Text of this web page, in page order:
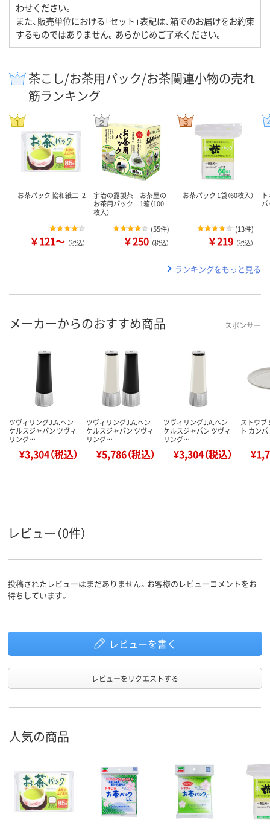
わせください。
また、販売単位における「セット」表記は、箱でのお届けをお約束
するものではありません。あらかじめご了承ください。
茶こし/お茶用パック/お茶関連小物の売れ
筋ランキング
お茶パック 協和紙工_2
￥121～ （税込）
宇治の露製茶 お茶屋の
お茶用パック 1箱（100
枚入）
(55件)
￥250 （税込）
お茶パック 1袋（60枚入）
(13件)
￥219 （税込）
ランキングをもっと見る
メーカーからのおすすめ商品 スポンサー
ツヴィリングJ.A.ヘン
ケルスジャパン ツヴィ
リング…
¥3,304（税込）
ツヴィリングJ.A.ヘン
ケルスジャパン ツヴィ
リング…
¥5,786（税込）
ツヴィリングJ.A.ヘン
ケルスジャパン ツヴィ
リング…
¥3,304（税込）
ストウブ
ト カン
レビュー（0件）
投稿されたレビューはまだありません。お客様のレビューコメントをお
待ちしています。
レビューを書く
レビューをリクエストする
人気の商品